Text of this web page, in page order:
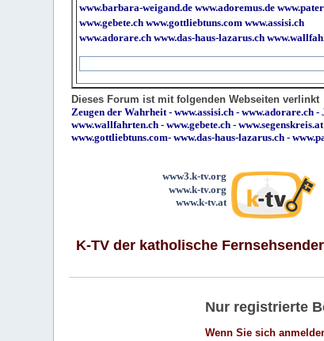
www.barbara-weigand.de www.adoremus.de
www.gebete.ch www.gottliebtuns.com www.assisi.ch
www.adorare.ch www.das-haus-lazarus.ch
Dieses Forum ist mit folgenden Webseiten verlinkt
Zeugen der Wahrheit-www.assisi.ch -www.adorare.ch -
www.wallfahrten.ch -www.gebete.ch -www.segenskreis.at
www.gottliebtuns.com-www.das-haus-lazarus.ch -
www3.k-tv.org
www.k-tv.org
www.k-tv.at
K-TV der katholische Fernsehsender
Nur registrierte
Wenn Sie sich